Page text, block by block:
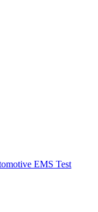
EMS Test